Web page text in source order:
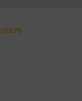
(H/F)